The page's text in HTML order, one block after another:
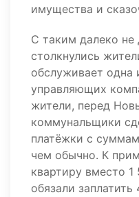
имущества и
С таким далеко
столкнулись
обслуживает одна
управляющих
жители, перед
коммунальщики
платёжки с
чем обычно. К
квартиру вместо
обязали